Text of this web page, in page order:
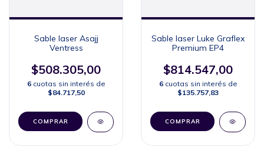
Sable laser Asajj
Ventress
$508.305,00
6 cuotas sin interés de
$84.717,50
COMPRAR
Sable laser Luke Graflex
Premium EP4
$814.547,00
6 cuotas sin interés de
$135.757,83
COMPRAR